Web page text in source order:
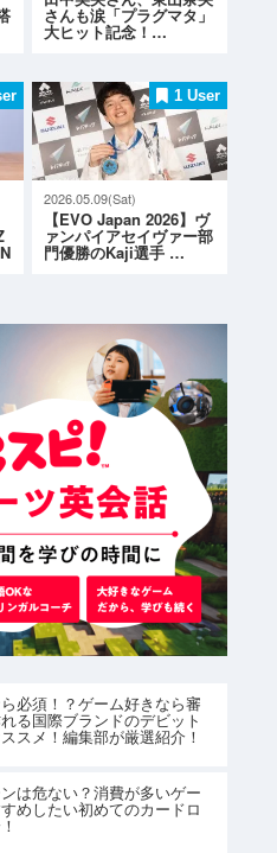
さんも涙「プラグマタ」
大ヒット記念！…
1 User
2026.05.09(Sat)
【EVO Japan 2026】ヴ
ァンパイアセイヴァー部
門優勝のKaji選手 …
必須！？ゲーム好きなら審
る国際ブランドのデビット
スメ！編集部が厳選紹介！
は危ない？消費が多いゲー
めしたい初めてのカードロ